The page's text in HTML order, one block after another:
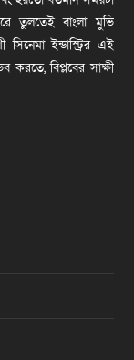
তুলতেই বাংলা মুভি
সিনেমা ইন্ডাস্ট্রির এই
করতে, বিপ্লবের সাক্ষী